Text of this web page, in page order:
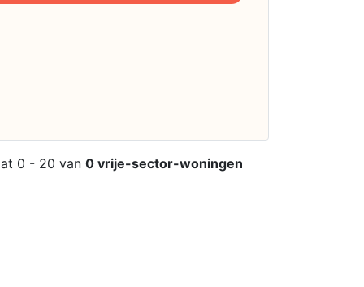
0 - 20 van 0 vrije-sector-woningen